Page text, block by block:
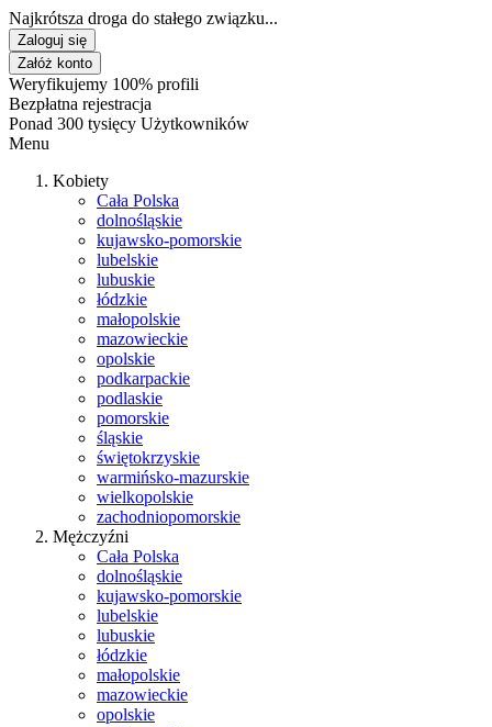
Najkrótsza droga do stałego związku...
Zaloguj się
Załóż konto
Weryfikujemy 100% profili
Bezpłatna rejestracja
Ponad 300 tysięcy Użytkowników
Menu
Kobiety
Cała Polska
dolnośląskie
kujawsko-pomorskie
lubelskie
lubuskie
łódzkie
małopolskie
mazowieckie
opolskie
podkarpackie
podlaskie
pomorskie
śląskie
świętokrzyskie
warmińsko-mazurskie
wielkopolskie
zachodniopomorskie
Mężczyźni
Cała Polska
dolnośląskie
kujawsko-pomorskie
lubelskie
lubuskie
łódzkie
małopolskie
mazowieckie
opolskie